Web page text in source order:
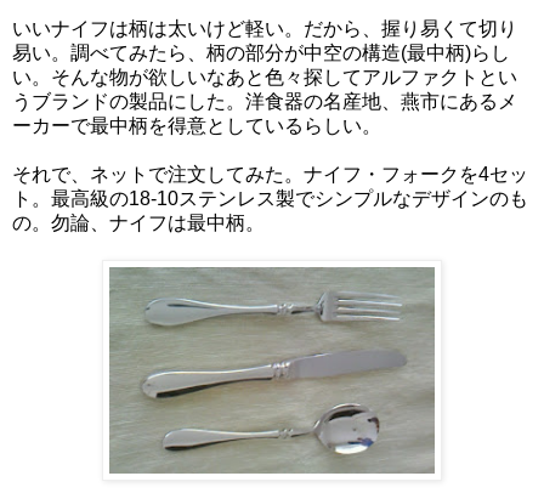
いいナイフは柄は太いけど軽い。だから、握り易くて切り
易い。調べてみたら、柄の部分が中空の構造(最中柄)らし
い。そんな物が欲しいなあと色々探してアルファクトとい
うブランドの製品にした。洋食器の名産地、燕市にあるメ
ーカーで最中柄を得意としているらしい。
それで、ネットで注文してみた。ナイフ・フォークを4セッ
ト。最高級の18-10ステンレス製でシンプルなデザインのも
の。勿論、ナイフは最中柄。